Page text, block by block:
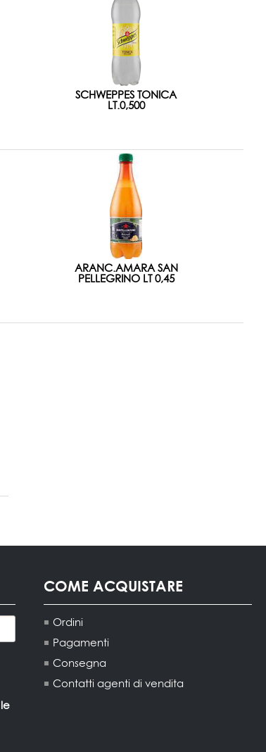
SCHWEPPES TONICA
LT.0,500
ARANC.AMARA SAN
PELLEGRINO LT 0,45
COME ACQUISTARE
Ordini
Pagamenti
Consegna
Contatti agenti di vendita